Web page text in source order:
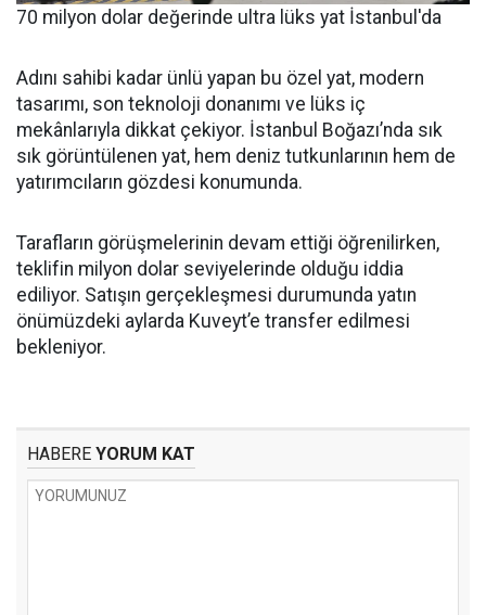
70 milyon dolar değerinde ultra lüks yat İstanbul'da
Adını sahibi kadar ünlü yapan bu özel yat, modern
tasarımı, son teknoloji donanımı ve lüks iç
mekânlarıyla dikkat çekiyor. İstanbul Boğazı’nda sık
sık görüntülenen yat, hem deniz tutkunlarının hem de
yatırımcıların gözdesi konumunda.
Tarafların görüşmelerinin devam ettiği öğrenilirken,
teklifin milyon dolar seviyelerinde olduğu iddia
ediliyor. Satışın gerçekleşmesi durumunda yatın
önümüzdeki aylarda Kuveyt’e transfer edilmesi
bekleniyor.
HABERE YORUM KAT